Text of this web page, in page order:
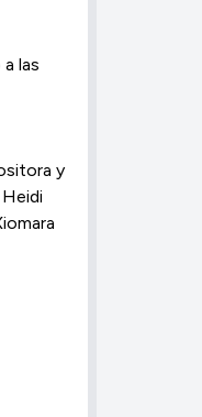
las
y